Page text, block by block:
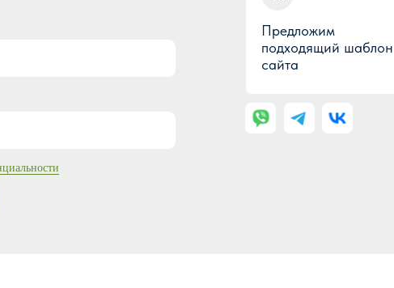
Предложим
подходящий шаблон
сайта